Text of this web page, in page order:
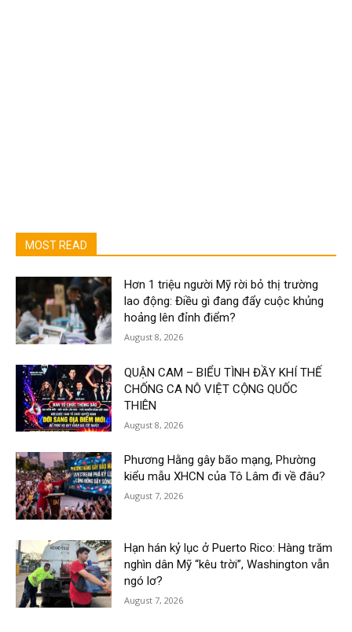
MOST READ
Hơn 1 triệu người Mỹ rời bỏ thị trường
lao động: Điều gì đang đẩy cuộc khủng
hoảng lên đỉnh điểm?
August 8, 2026
QUẬN CAM – BIỂU TÌNH ĐẦY KHÍ THẾ
CHỐNG CA NÔ VIỆT CỘNG QUỐC
THIÊN
August 8, 2026
Phương Hằng gây bão mạng, Phường
kiểu mẫu XHCN của Tô Lâm đi về đâu?
August 7, 2026
Hạn hán kỷ lục ở Puerto Rico: Hàng trăm
nghìn dân Mỹ “kêu trời”, Washington vẫn
ngó lơ?
August 7, 2026